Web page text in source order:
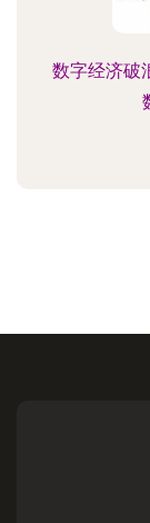
数字经济破